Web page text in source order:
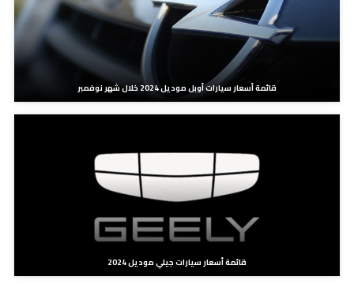
قائمة أسعار سيارات أوبل موديل 2024 خلال شهر نوفمبر
قائمة أسعار سيارات جيلي موديل 2024